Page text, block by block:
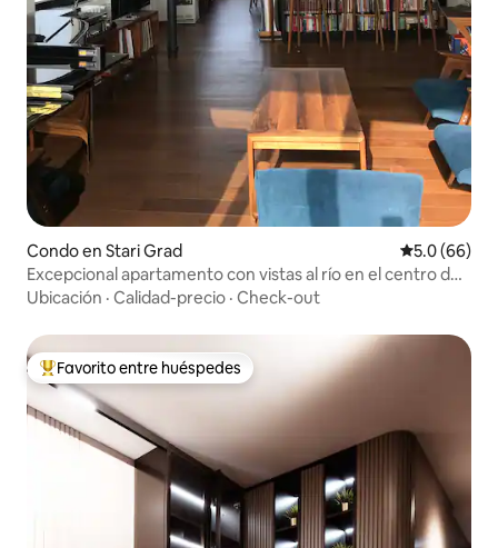
Condo en Stari Grad Calificación
5.0 (66)
Excepcional apartamento con vistas al río en el centro de
la ciudad
Ubicación · Calidad-precio · Check-out
Favorito entre huéspedes preferido
Favorito entre huéspedes